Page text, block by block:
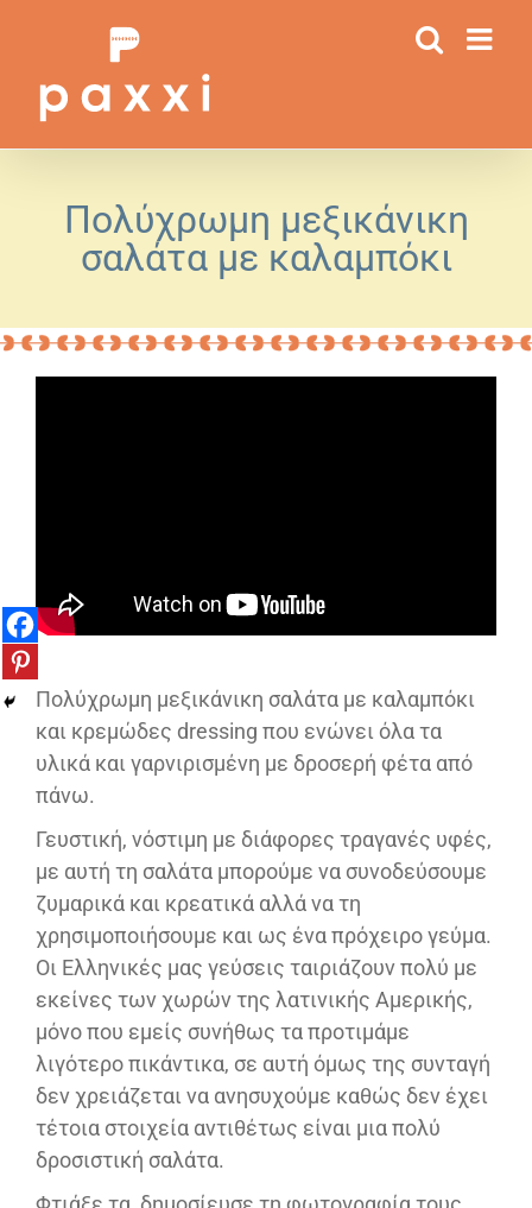
περιεχόμενο
Πολύχρωμη μεξικάνικη
σαλάτα με καλαμπόκι
Πολύχρωμη μεξικάνικη σαλάτα με καλαμπόκι
και κρεμώδες dressing που ενώνει όλα τα
υλικά και γαρνιρισμένη με δροσερή φέτα από
πάνω.
Γευστική, νόστιμη με διάφορες τραγανές υφές,
με αυτή τη σαλάτα μπορούμε να συνοδεύσουμε
ζυμαρικά και κρεατικά αλλά να τη
χρησιμοποιήσουμε και ως ένα πρόχειρο γεύμα.
Οι Ελληνικές μας γεύσεις ταιριάζουν πολύ με
εκείνες των χωρών της λατινικής Αμερικής,
μόνο που εμείς συνήθως τα προτιμάμε
λιγότερο πικάντικα, σε αυτή όμως της συνταγή
δεν χρειάζεται να ανησυχούμε καθώς δεν έχει
τέτοια στοιχεία αντιθέτως είναι μια πολύ
δροσιστική σαλάτα.